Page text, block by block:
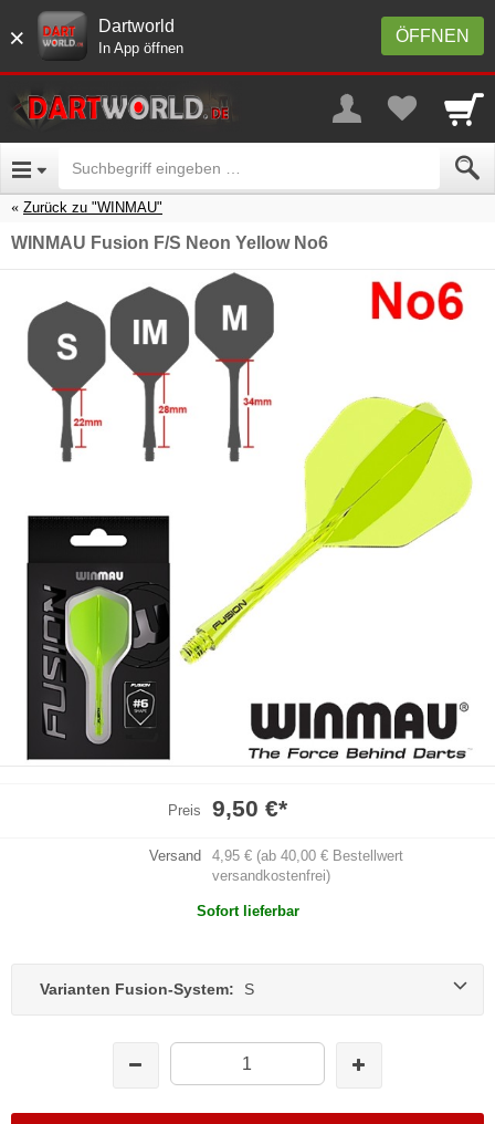
× ÖFFNEN
Dartworld
In App öffnen
Zurück zu "WINMAU"
WINMAU Fusion F/S Neon Yellow No6
Preis 9,50 €*
Versand
4,95 € (ab 40,00 € Bestellwert
versandkostenfrei)
Sofort lieferbar
Varianten Fusion-System: S